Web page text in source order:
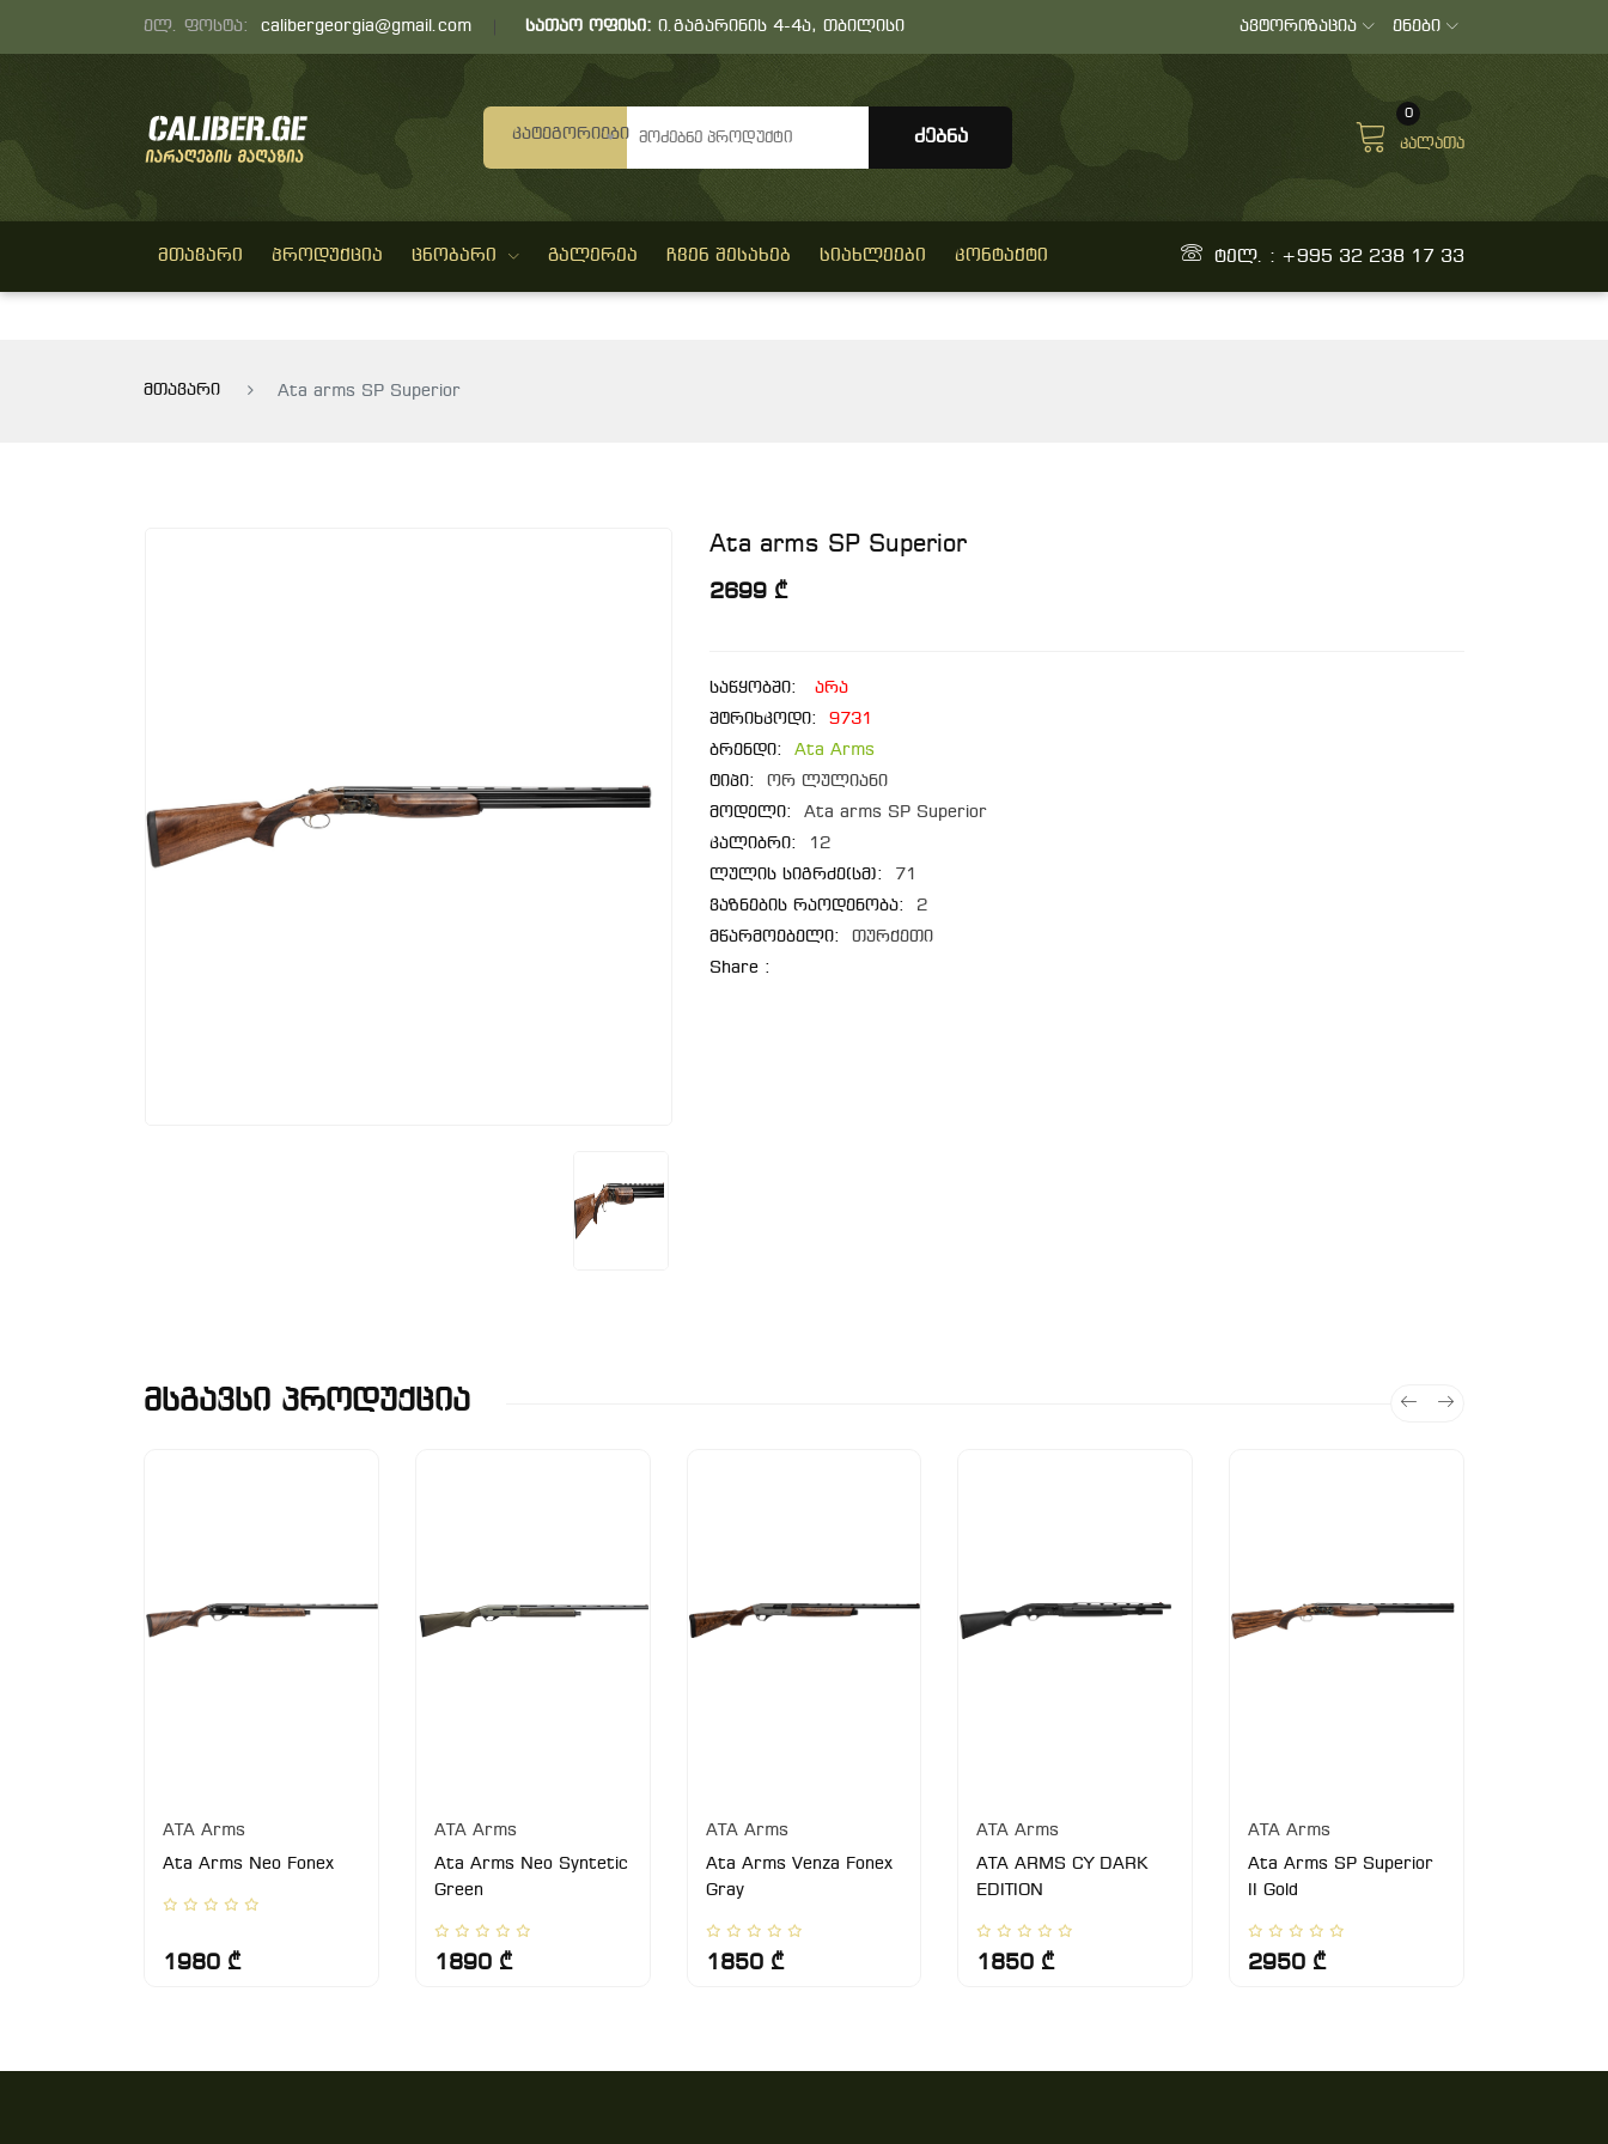
ელ. ფოსტა: calibergeorgia@gmail.com სათაო ოფისი: ი.გაგარინის 4-4ა, თბილისი ავტორიზაცია ენები
Კატეგორიები
0
კალათა
ᲛᲗᲐᲕᲐᲠᲘ ᲞᲠᲝᲓᲣᲥᲪᲘᲐ ᲪᲜᲝᲑᲐᲠᲘ ᲒᲐᲚᲔᲠᲔᲐ ᲩᲕᲔᲜ ᲨᲔᲡᲐᲮᲔᲑ ᲡᲘᲐᲮᲚᲔᲔᲑᲘ ᲙᲝᲜᲢᲐᲥᲢᲘ ტელ. : +995 32 238 17 33
მთავარი Ata arms SP Superior
Ata arms SP Superior
2699 ₾
საწყობში:
არა
შტრიხკოდი:
9731
ბრენდი:
Ata Arms
ტიპი:
ორ ლულიანი
მოდელი:
Ata arms SP Superior
კალიბრი:
12
ლულის სიგრძე(სმ):
71
ვაზნების რაოდენობა:
2
მწარმოებელი:
თურქეთი
Share :
Მსგავსი Პროდუქცია
ATA Arms
Ata Arms Neo Fonex
1980 ₾
ATA Arms
Ata Arms Neo Syntetic
Green
1890 ₾
ATA Arms
Ata Arms Venza Fonex
Gray
1850 ₾
ATA Arms
ATA ARMS CY DARK
EDITION
1850 ₾
ATA Arms
Ata Arms SP Superior
II Gold
2950 ₾